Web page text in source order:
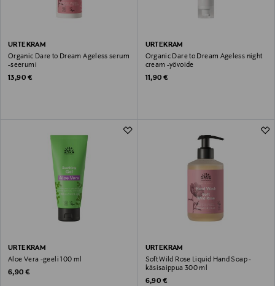
URTEKRAM
Organic Dare to Dream Ageless serum
-seerumi
Original Price
13,90 €
URTEKRAM
Organic Dare to Dream Ageless night
cream -yövoide
Original Price
11,90 €
URTEKRAM
Aloe Vera -geeli 100 ml
Original Price
6,90 €
URTEKRAM
Soft Wild Rose Liquid Hand Soap -
käsisaippua 300 ml
Original Price
6,90 €